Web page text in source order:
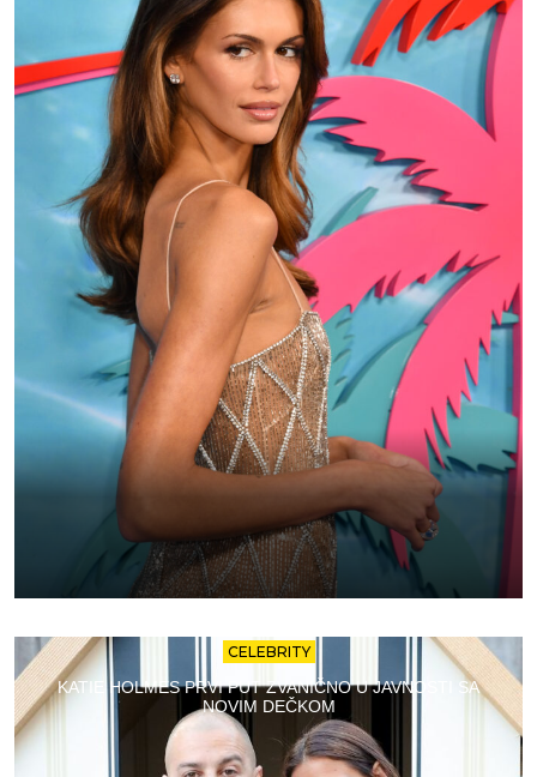
CELEBRITY
KATIE HOLMES PRVI PUT ZVANIČNO U JAVNOSTI SA
NOVIM DEČKOM